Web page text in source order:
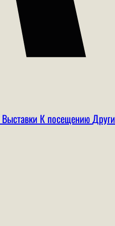
Выставки К посещению